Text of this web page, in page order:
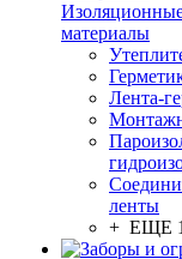
материалы
Лента-
ленты
+ ЕЩЕ 1